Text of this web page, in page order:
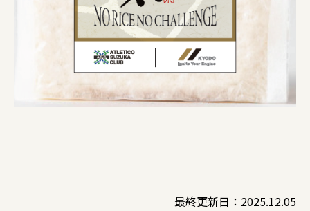
最終更新日：2025.12.05